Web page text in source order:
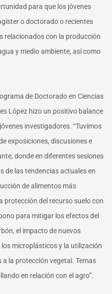
para que los jóvenes
o doctorado o recientes
relacionados con la producción
y medio ambiente, así como
de Doctorado en Ciencias
López hizo un positivo balance
investigadores. “Tuvimos
exposiciones, discusiones e
donde en diferentes sesiones
de las tendencias actuales en
de alimentos más
protección del recurso suelo con
para mitigar los efectos del
el impacto de nuevos
microplásticos y la utilización
la protección vegetal. Temas
en relación con el agro”.